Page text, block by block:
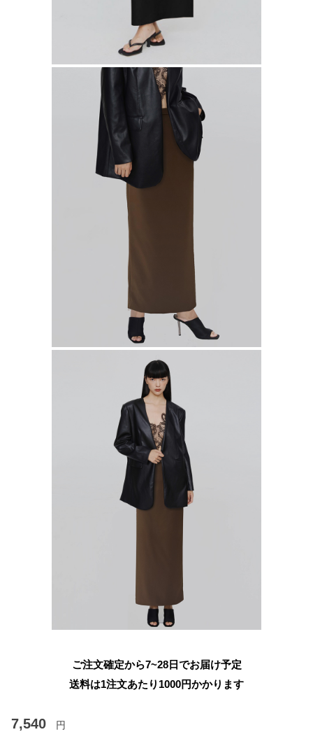
ご注文確定から7~28日でお届け予定
送料は1注文あたり 1000円かかります
7,540 円